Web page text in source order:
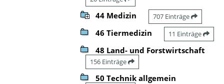
44 Medizin 707 Einträge
46 Tiermedizin 11 Einträge
48 Land- und Forstwirtschaft
156 Einträge
50 Technik allgemein